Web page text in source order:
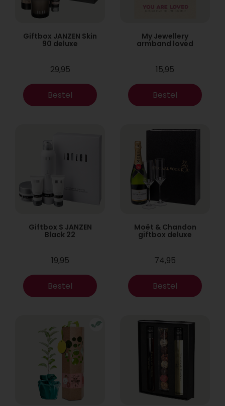
Giftbox JANZEN Skin
90 deluxe
29,95
Bestel
My Jewellery
armband loved
15,95
Bestel
Giftbox S JANZEN
Black 22
19,95
Bestel
Moët & Chandon
giftbox deluxe
74,95
Bestel